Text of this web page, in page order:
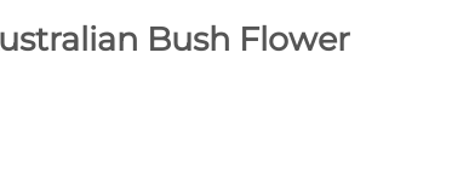
Bush Flower